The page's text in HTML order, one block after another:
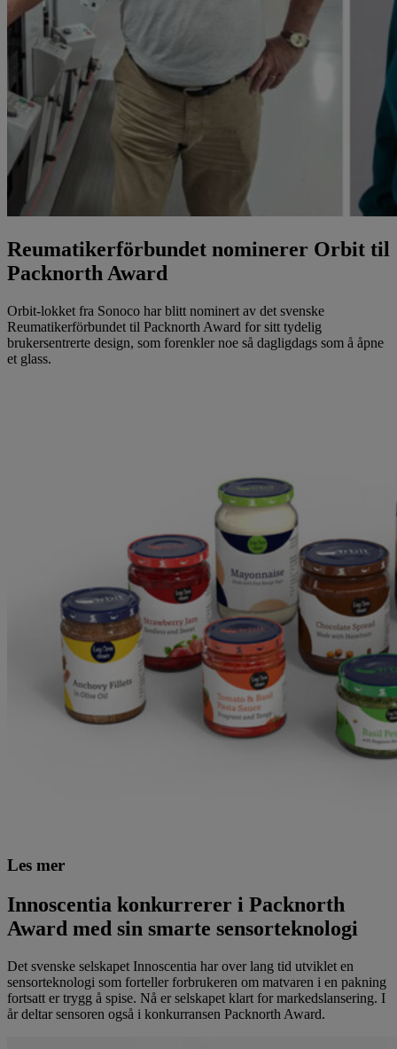
Reumatikerförbundet nominerer Orbit til
Packnorth Award
Orbit-lokket fra Sonoco har blitt nominert av det svenske
Reumatikerförbundet til Packnorth Award for sitt tydelig
brukersentrerte design, som forenkler noe så dagligdags som å åpne
et glass.
Les mer
Innoscentia konkurrerer i Packnorth
Award med sin smarte sensorteknologi
Det svenske selskapet Innoscentia har over lang tid utviklet en
sensorteknologi som forteller forbrukeren om matvaren i en pakning
fortsatt er trygg å spise. Nå er selskapet klart for markedslansering. I
år deltar sensoren også i konkurransen Packnorth Award.